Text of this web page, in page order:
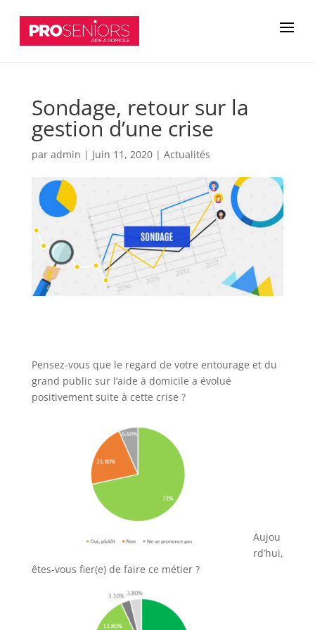
Sondage, retour sur la
gestion d’une crise
par admin | Juin 11, 2020| Actualités
Pensez-vous que le regard de votre entourage et du
grand public sur l’aide à domicile a évolué
positivement suite à cette crise ?
Aujou
rd’hui,
êtes-vous fier(e) de faire ce métier ?